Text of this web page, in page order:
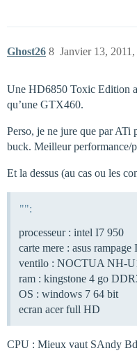
Ghost26 Janvier 13,
8
Une HD6850 Toxic Edition
qu’une GTX460.
Perso, je ne jure que par ATi
buck. Meilleur performance/
Et la dessus (au cas ou les
"":
processeur : intel I7 950
carte mere : asus rampage
ventilo : NOCTUA NH-
ram : kingstone 4 go
OS : windows 7 64 bit
ecran acer full HD
CPU : Mieux vaut SAndy